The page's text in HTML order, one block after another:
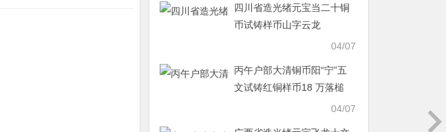
四川省造光绪元宝当二十铜
币试铸样币山字云龙
04/07
丙午户部大清铜币阳“宁”五
文试铸红铜样币18 万落槌
04/07